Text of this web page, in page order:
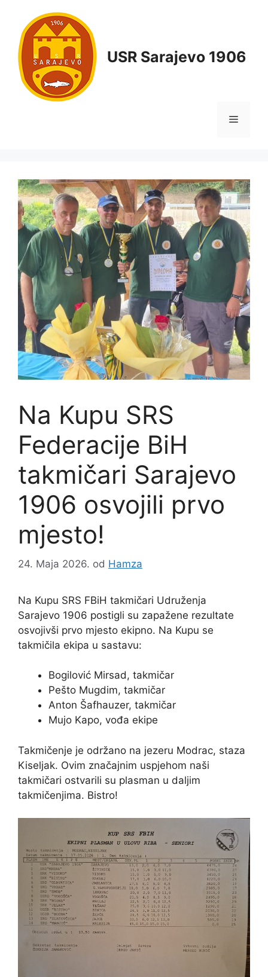
USR Sarajevo 1906
Na Kupu SRS
Federacije BiH
takmičari Sarajevo
1906 osvojili prvo
mjesto!
24. Maja 2026. od Hamza
Na Kupu SRS FBiH takmičari Udruženja
Sarajevo 1906 postigli su zapažene rezultate
osvojivši prvo mjesto ekipno. Na Kupu se
takmičila ekipa u sastavu:
Bogilović Mirsad, takmičar
Pešto Mugdim, takmičar
Anton Šafhauzer, takmičar
Mujo Kapo, vođa ekipe
Takmičenje je održano na jezeru Modrac, staza
Kiseljak. Ovim značajnim uspjehom naši
takmičari ostvarili su plasman u daljim
takmičenjima. Bistro!